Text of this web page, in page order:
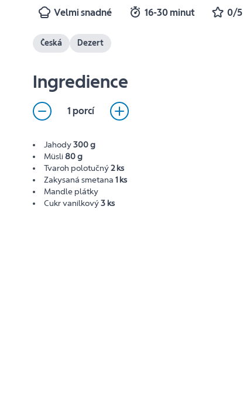
Velmi snadné 16-30 minut 0/5
Česká Dezert
Ingredience
1 porcí
Jahody300 g
Müsli80 g
Tvaroh polotučný2 ks
Zakysaná smetana1 ks
Mandle plátky
Cukr vanilkový3 ks